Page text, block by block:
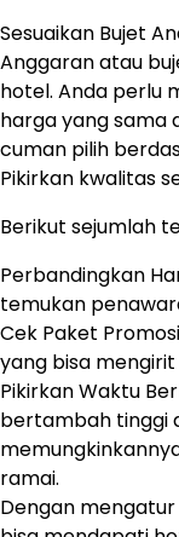
Sesuaikan Bujet
Anggaran atau
hotel. Anda perlu
harga yang sama
cuman pilih
Pikirkan kwalitas
Berikut sejumlah
Perbandingkan
temukan
Cek Paket
yang bisa mengirit
Pikirkan Waktu
bertambah tinggi
ramai.
Dengan